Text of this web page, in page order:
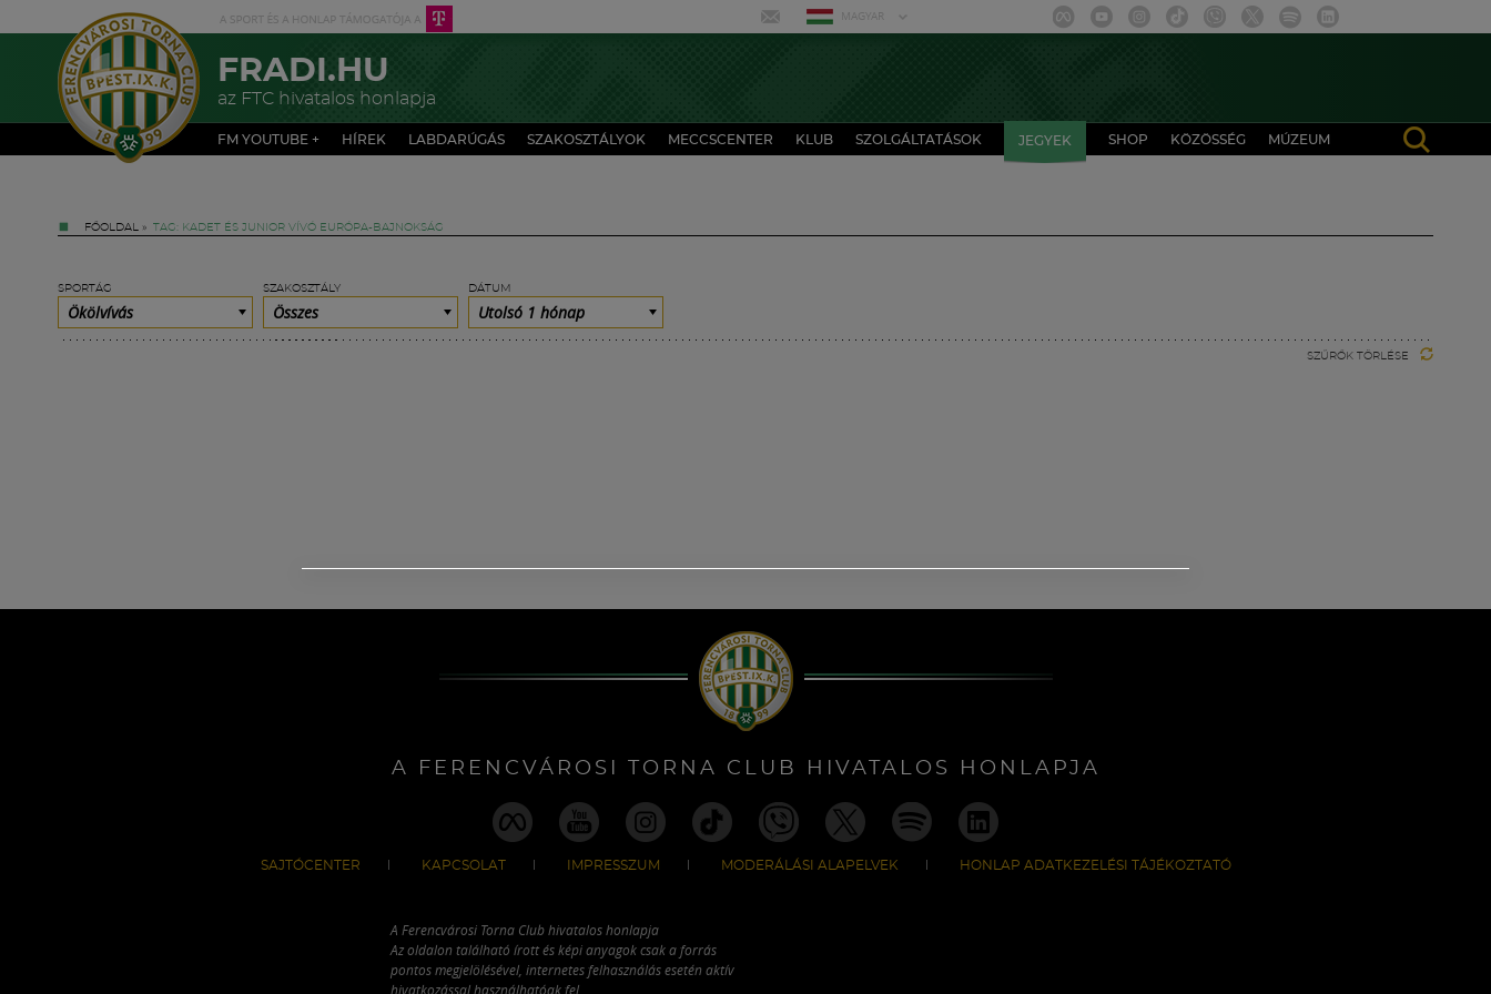
MAGYAR
FRADI.HU
az FTC hivatalos honlapja
FM YOUTUBE + HÍREK LABDARÚGÁS SZAKOSZTÁLYOK MECCSCENTER KLUB SZOLGÁLTATÁSOK JEGYEK SHOP KÖZÖSSÉG MÚZEUM
FŐOLDAL » TAG: KADET ÉS JUNIOR VÍVÓ EURÓPA-BAJNOKSÁG
SPORTÁG
Ökölvívás
SZAKOSZTÁLY
Összes
DÁTUM
Utolsó 1 hónap
SZŰRŐK TÖRLÉSE
A FERENCVÁROSI TORNA CLUB HIVATALOS HONLAPJA
SAJTÓCENTER KAPCSOLAT IMPRESSZUM MODERÁLÁSI ALAPELVEK HONLAP ADATKEZELÉSI TÁJÉKOZTATÓ
A Ferencvárosi Torna Club hivatalos honlapja
Az oldalon található írott és képi anyagok csak a forrás
pontos megjelölésével, internetes felhasználás esetén aktív
hivatkozással használhatóak fel.